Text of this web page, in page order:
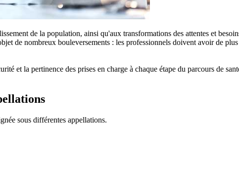
de la population, ainsi qu'aux transformations des attentes et
de nombreux bouleversements : les professionnels doivent avoir de
et la pertinence des prises en charge à chaque étape du parcours de
sous différentes appellations.